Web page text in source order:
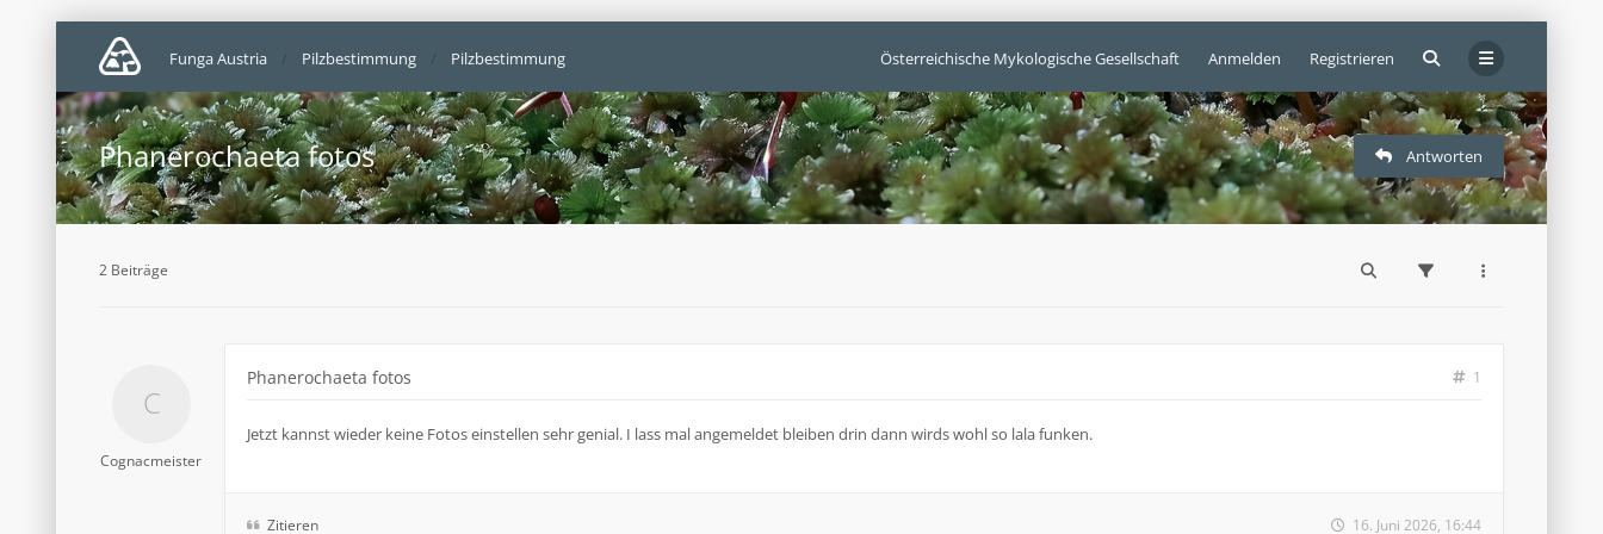
Österreichische Mykologische Gesellschaft Anmelden Registrieren
Funga Austria Pilzbestimmung Pilzbestimmung
Phanerochaeta fotos Antworten
2 Beiträge
Cognacmeister
Phanerochaeta fotos 1
Jetzt kannst wieder keine Fotos einstellen sehr genial. I lass mal angemeldet bleiben drin dann wirds wohl so lala funken.
Zitieren 16. Juni 2026, 16:44